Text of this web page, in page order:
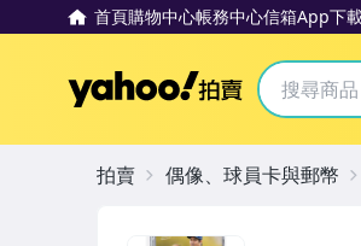
首頁購物中心帳務中心信箱App下
Yahoo拍賣
拍賣 偶像、球員卡與郵幣